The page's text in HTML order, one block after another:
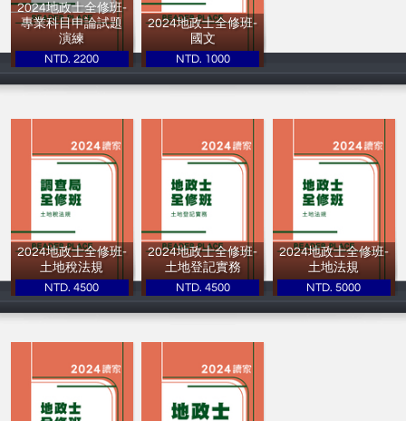
2024地政士全修班-
專業科目申論試題
演練
讀家補習班
NTD. 2200
2024地政士全修班-
國文
讀家補習班
NTD. 1000
2024地政士全修班-
土地稅法規
NTD. 4500
2024地政士全修班-
土地登記實務
NTD. 4500
2024地政士全修班-
土地法規
NTD. 5000